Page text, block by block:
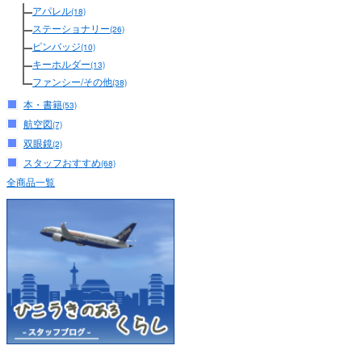
アパレル(18)
ステーショナリー(26)
ピンバッジ(10)
キーホルダー(13)
ファンシー/その他(38)
本・書籍(53)
航空図(7)
双眼鏡(2)
スタッフおすすめ(68)
全商品一覧